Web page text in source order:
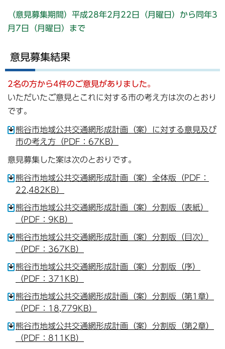
（意見募集期間）平成28年2月22日（月曜日）から同年3
月7日（月曜日）まで
意見募集結果
2名の方から4件のご意見がありました。
いただいたご意見とこれに対する市の考え方は次のとおり
です。
熊谷市地域公共交通網形成計画（案）に対する意見及び
市の考え方（PDF：67KB）
意見募集した案は次のとおりです。
熊谷市地域公共交通網形成計画（案）全体版（PDF：
22,482KB）
熊谷市地域公共交通網形成計画（案）分割版（表紙）
（PDF：9KB）
熊谷市地域公共交通網形成計画（案）分割版（目次）
（PDF：367KB）
熊谷市地域公共交通網形成計画（案）分割版（序）
（PDF：371KB）
熊谷市地域公共交通網形成計画（案）分割版（第1章）
（PDF：18,779KB）
熊谷市地域公共交通網形成計画（案）分割版（第2章）
（PDF：811KB）